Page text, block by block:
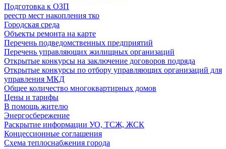
Подготовка к ОЗП
реестр мест накопления тко
Городская среда
Объекты ремонта на карте
Перечень подведомственных предприятий
Перечень управляющих жилищных организаций
Открытые конкурсы на заключение договоров подряда
Открытые конкурсы по отбору управляющих организаций для
управления МКД
Общее количество многоквартирных домов
Цены и тарифы
В помощь жителю
Энергосбережение
Раскрытие информации УО, ТСЖ, ЖСК
Концессионные соглашения
Схема теплоснабжения города